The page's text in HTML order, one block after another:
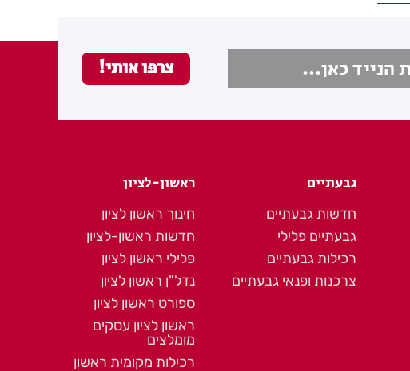
גבעתיים
חדשות גבעתיים
גבעתיים פלילי
רכילות גבעתיים
צרכנות ופנאי גבעתיים
ראשון-לציון
חינוך ראשון לציון
חדשות ראשון-לציון
פלילי ראשון לציון
נדל"ן ראשון לציון
ספורט ראשון לציון
ראשון לציון עסקים
מומלצים
רכילות מקומית ראשון